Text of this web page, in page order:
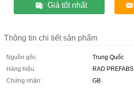
Giá tốt nhất
Thông tin chi tiết sản phẩm
Nguồn gốc:
Trung Quốc
Hàng hiệu:
RAD PREFABS
Chứng nhận:
GB